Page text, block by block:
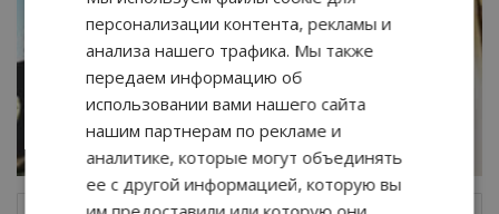
персонализации контента, рекламы и
анализа нашего трафика. Мы также
передаем информацию об
использовании вами нашего сайта
нашим партнерам по рекламе и
аналитике, которые могут объединять
ее с другой информацией, которую вы